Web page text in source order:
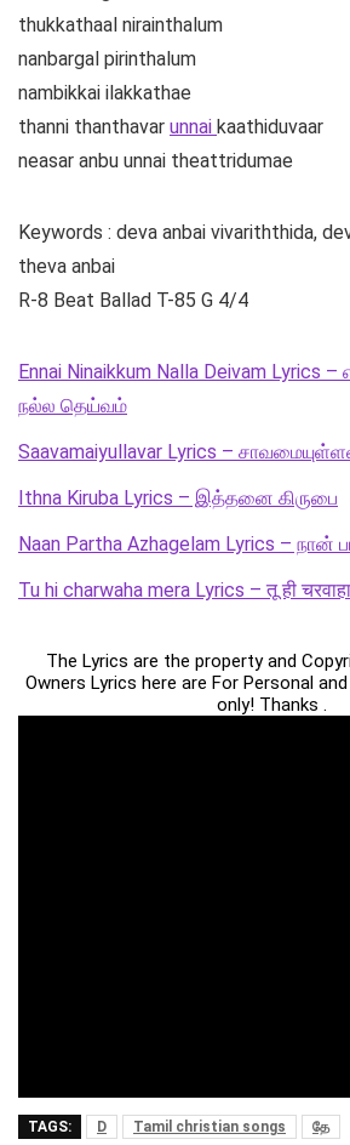
thukkathaal nirainthalum
nanbargal pirinthalum
nambikkai ilakkathae
thanni thanthavar unnai kaathiduvaar
neasar anbu unnai theattridumae
Keywords : deva anbai vivariththida,
theva anbai
R-8 Beat Ballad T-85 G 4/4
Ennai Ninaikkum Nalla Deivam
நல்ல தெய்வம்
Saavamaiyullavar Lyrics –
Ithna Kiruba Lyrics – இத்தனை கிருபை
Naan Partha Azhagelam Lyrics –
Tu hi charwaha mera Lyrics – तू ही चरवाहा
The Lyrics are the property and
Owners Lyrics here are For Personal
only! Thanks .
TAGS: D Tamil christian songs தே